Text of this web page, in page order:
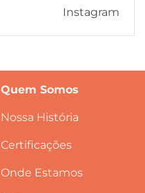
Instagram
Quem Somos
Nossa História
Certificações
Onde Estamos